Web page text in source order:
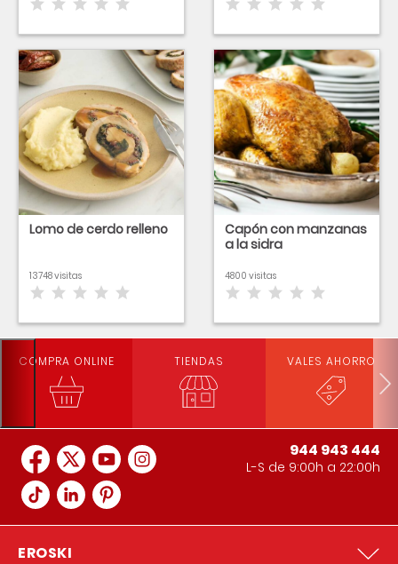
Lomo de cerdo relleno
13748 visitas
Capón con manzanas
a la sidra
4800 visitas
COMPRA ONLINE TIENDAS VALES AHORRO
944 943 444
L-S de 9:00h a 22:00h
EROSKI